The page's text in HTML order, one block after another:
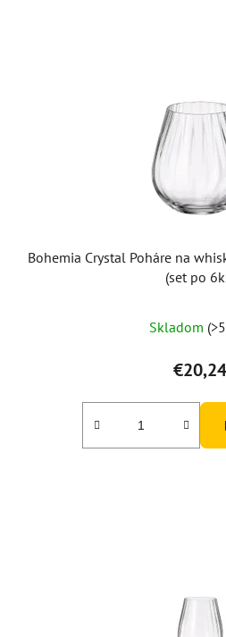
Bohemia Crystal Poháre na
(set po
Skladom
€20,24